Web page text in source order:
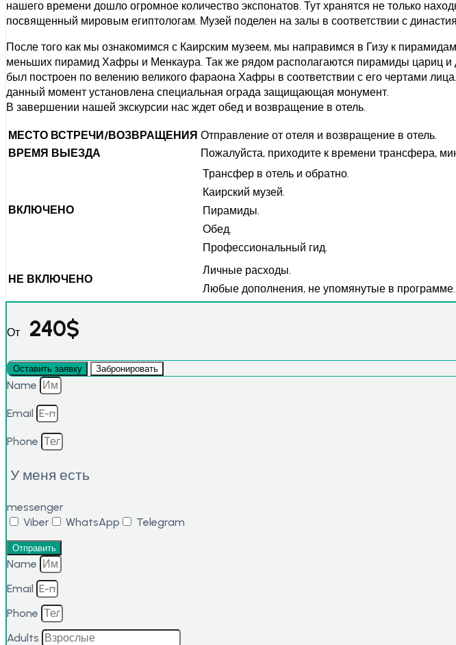
нашего времени дошло огромное количество экспонатов. Тут хранятся не только
посвященный мировым египтологам. Музей поделен на залы в соответствии с
После того как мы ознакомимся с Каирским музеем, мы направимся в Гизу к
меньших пирамид Хафры и Менкаура. Так же рядом располагаются пирамиды цариц
был построен по велению великого фараона Хафры в соответствии с его чертами
данный момент установлена специальная ограда защищающая монумент.
В завершении нашей экскурсии нас ждет обед и возвращение в отель.
МЕСТО ВСТРЕЧИ/ВОЗВРАЩЕНИЯ Отправление от отеля и возвращение в отель.
ВРЕМЯ ВЫЕЗДА
Пожалуйста, приходите к времени трансфера,
ВКЛЮЧЕНО
Трансфер в отель и обратно.
Каирский музей.
Пирамиды.
Обед.
Профессиональный гид.
НЕ ВКЛЮЧЕНО
Личные расходы.
Любые дополнения, не упомянутые в программе.
От 240$
Оставить заявку Забронировать
Name
Email
Phone
У меня есть
messenger
Viber
WhatsApp Telegram
Отправить
Name
Email
Phone
Adults